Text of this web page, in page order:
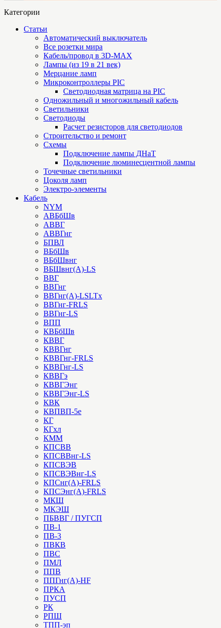
Категории
Статьи
Автоматический выключатель
Все розетки мира
Кабель/провод в 3D-MAX
Лампы (из 19 в 21 век)
Мерцание ламп
Микроконтроллеры PIC
Cветодиодная матрица на PIC
Одножильный и многожильный кабель
Светильники
Светодиоды
Расчет резисторов для светодиодов
Строительство и ремонт
Схемы
Подключение лампы ДНаТ
Подключение люминесцентной лампы
Точечные светильники
Цоколя ламп
Электро-элементы
Кабель
NYM
АВБбШв
АВВГ
АВВГнг
БПВЛ
ВБбШв
ВБбШвнг
ВБШвнг(А)-LS
ВВГ
ВВГнг
ВВГнг(А)-LSLTx
ВВГнг-FRLS
ВВГнг-LS
ВПП
КВБбШв
КВВГ
КВВГнг
КВВГнг-FRLS
КВВГнг-LS
КВВГэ
КВВГЭнг
КВВГЭнг-LS
КВК
КВПВП-5е
КГ
КГхл
КММ
КПСВВ
КПСВВнг-LS
КПСВЭВ
КПСВЭВнг-LS
КПСнг(А)-FRLS
КПСЭнг(А)-FRLS
МКШ
МКЭШ
ПБВВГ / ПУГСП
ПВ-1
ПВ-3
ПВКВ
ПВС
ПМЛ
ППВ
ППГнг(А)-HF
ПРКА
ПУСП
РК
РПШ
ТПП-эп